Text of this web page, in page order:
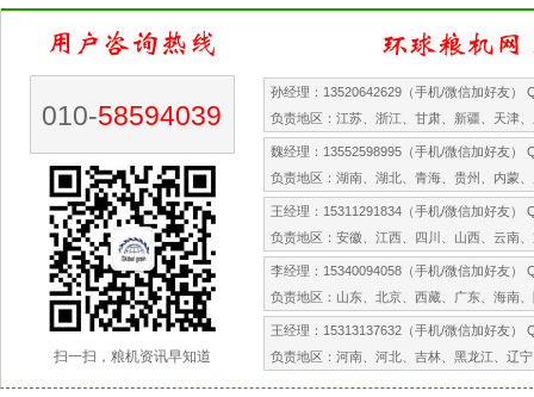
010-58594039
扫一扫，粮机资讯早知道
孙经理：13520642629（手机/微信加好友）
负责地区：江苏、浙江、甘肃、新疆、天津
魏经理：13552598995（手机/微信加好友）
负责地区：湖南、湖北、青海、贵州、内蒙
王经理：15311291834（手机/微信加好友）
负责地区：安徽、江西、四川、山西、云南
李经理：15340094058（手机/微信加好友）
负责地区：山东、北京、西藏、广东、海南
王经理：15313137632（手机/微信加好友）
负责地区：河南、河北、吉林、黑龙江、辽宁